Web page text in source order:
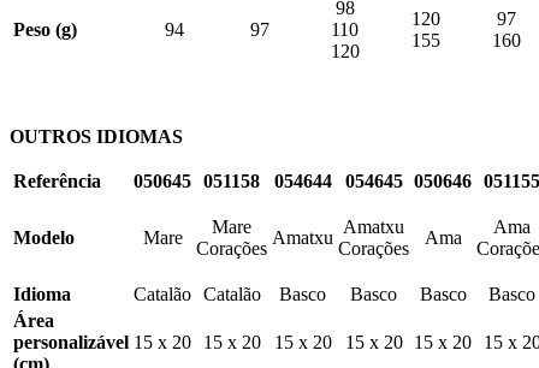
Peso (g) 94 97
98
110
120
120
155
97
160
OUTROS IDIOMAS
Referência 050645 051158 054644 054645 050646 051155
Modelo Mare
Mare
Corações
Amatxu
Amatxu
Corações
Ama
Ama
Idioma Catalão Catalão Basco Basco Basco
Basco
Área
personalizável 15 x 20 15 x 20 15 x 20 15 x 20 15 x 20 15 x